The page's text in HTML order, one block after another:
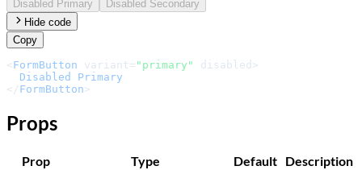
Disabled Primary
Disabled Secondary
Hide code
Copy
< FormButton variant= "primary"
disabled>
Disabled
Primary
</ FormButton >
Props
Prop Type Default Description